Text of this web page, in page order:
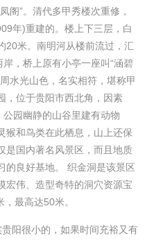
阁”。清代多甲秀楼次重修，
年)重建的。楼上下三层，白
20米。南明河从楼前流过，汇
，桥上原有小亭一座叫“涵碧
水光山色，名实相符，堪称甲
，位于贵阳市西北角，因素
公园幽静的山谷里建有动物
猴和鸟类在此栖息，山上还保
是国内著名风景区，而且地质
的良好基地。 织金洞是该景区
宏伟、造型奇特的洞穴资源宝
最高达50米。
阳很小的，如果时间充裕又有